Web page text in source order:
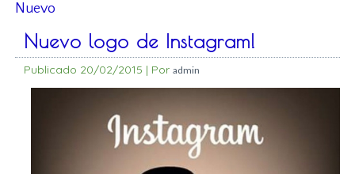
Nuevo
Nuevo logo de Instagram!
Publicado 20/02/2015 | Por admin